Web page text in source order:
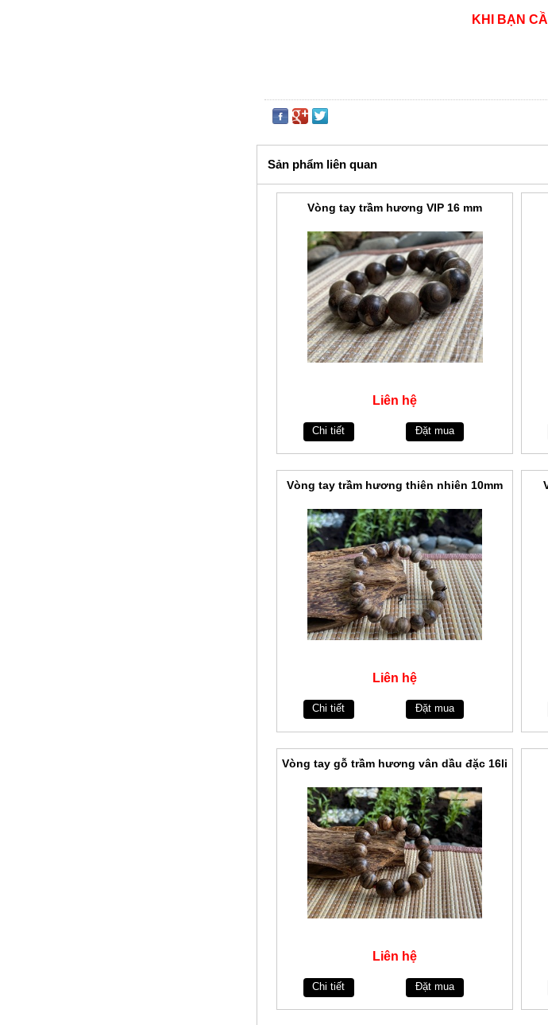
KHI BẠN
Sản phẩm liên quan
Vòng tay trầm hương VIP 16 mm
Liên hệ
Chi tiết Đặt mua
Vòng tay trầm hương thiên nhiên 10mm
Liên hệ
Chi tiết Đặt mua
Vòng tay gỗ trầm hương vân dầu đặc 16li
Liên hệ
Chi tiết Đặt mua